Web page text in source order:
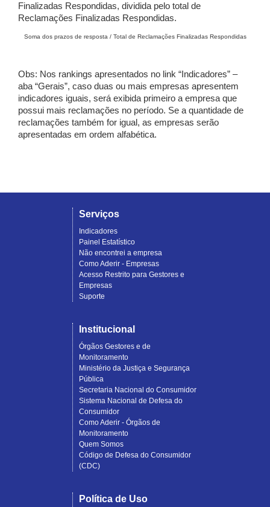
Finalizadas Respondidas, dividida pelo total de
Reclamações Finalizadas Respondidas.
Soma dos prazos de resposta / Total de Reclamações Finalizadas Respondidas
Obs: Nos rankings apresentados no link “Indicadores” –
aba “Gerais”, caso duas ou mais empresas apresentem
indicadores iguais, será exibida primeiro a empresa que
possui mais reclamações no período. Se a quantidade de
reclamações também for igual, as empresas serão
apresentadas em ordem alfabética.
Serviços
Indicadores
Painel Estatístico
Não encontrei a empresa
Como Aderir - Empresas
Acesso Restrito para Gestores e
Empresas
Suporte
Institucional
Órgãos Gestores e de
Monitoramento
Ministério da Justiça e Segurança
Pública
Secretaria Nacional do Consumidor
Sistema Nacional de Defesa do
Consumidor
Como Aderir - Órgãos de
Monitoramento
Quem Somos
Código de Defesa do Consumidor
(CDC)
Política de Uso